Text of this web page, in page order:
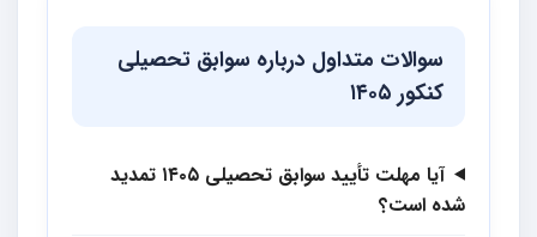
سوالات متداول درباره سوابق تحصیلی
کنکور ۱۴۰۵
آیا مهلت تأیید سوابق تحصیلی ۱۴۰۵ تمدید
شده است؟